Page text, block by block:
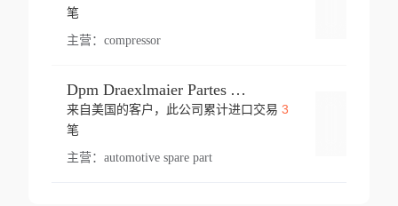
笔
主营： compressor
Dpm Draexlmaier Partes Automotrices Corr Ind Huejotzingo
来自美国的客户，此公司累计进口交易 3
笔
主营： automotive spare part